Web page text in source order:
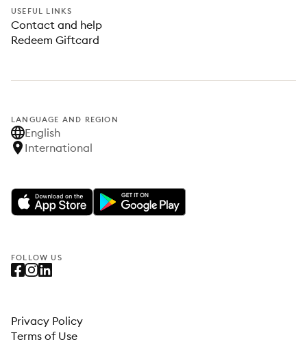
USEFUL LINKS
Contact and help
Redeem Giftcard
LANGUAGE AND REGION
English
International
FOLLOW US
Privacy Policy
Terms of Use